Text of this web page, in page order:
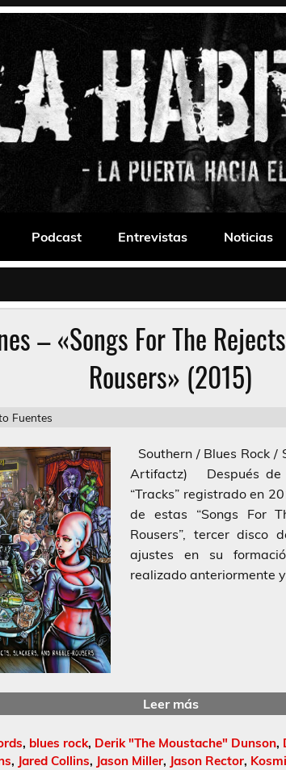
235
Podcast Entrevistas Noticias
– «Songs For The
Rousers» (2015)
Fuentes
Southern / Blues Rock /
Artifactz) Después de
“Tracks” registrado en
de estas “Songs For
Rousers”, tercer disco
ajustes en su
realizado anteriormente
Leer más
, blues rock, Derik "The Moustache" Dunson,
, Jared Collins, Jason Miller, Jason Rector,